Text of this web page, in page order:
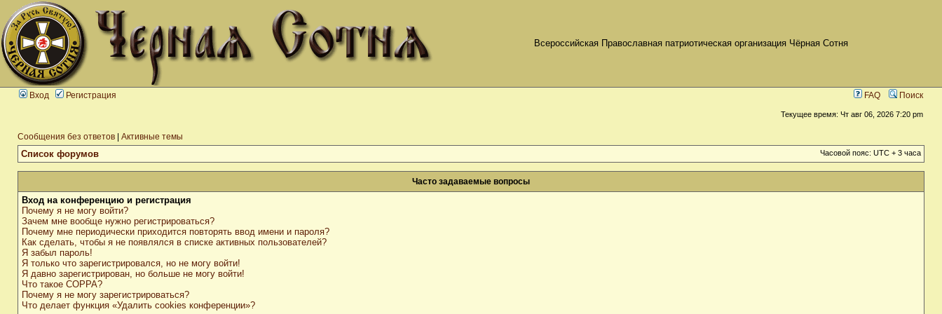
Всероссийская Православная патриотическая организация Чёрная Сотня
Вход Регистрация FAQ Поиск
Текущее время: Чт авг 06, 2026 7:20 pm
Сообщения без ответов Активные темы
Список форумов Часовой пояс: UTC + 3 часа
Часто задаваемые вопросы
Вход на конференцию и регистрация
Почему я не могу войти?
Зачем мне вообще нужно регистрироваться?
Почему мне периодически приходится повторять ввод имени и пароля?
Как сделать, чтобы я не появлялся в списке активных пользователей?
Я забыл пароль!
Я только что зарегистрировался, но не могу войти!
Я давно зарегистрирован, но больше не могу войти!
Что такое COPPA?
Почему я не могу зарегистрироваться?
Что делает функция «Удалить cookies конференции»?